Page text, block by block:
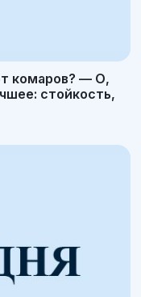
комаров? — О,
стойкость,